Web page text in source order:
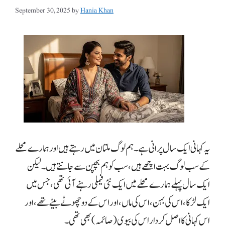
September 30, 2025byHania Khan
یہ کہانی ایک سال پرانی ہے۔ ہم لوگ ملتان میں رہتے ہیں اور ہمارے محلے
کے سب لوگ بہت اچھے ہیں، سب کو ہم بچپن سے جانتے ہیں۔ لیکن
ایک سال پہلے ہمارے محلے میں ایک نئی فیملی رہنے آئی تھی، جس میں
ایک لڑکا، اس کی بہن، اس کی ماں، اور اس کے دو چھوٹے بیٹے تھے، اور
اس کہانی کا اصل کردار اس کی بیوی (صائمہ) بھی تھی۔